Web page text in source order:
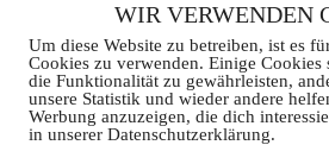
Impressum
WIR VERWENDEN
Um diese Website zu betreiben, ist es
Cookies zu verwenden. Einige
die Funktionalität zu gewährleisten,
unsere Statistik und wieder andere
Werbung anzuzeigen, die dich
in unserer Datenschutzerklärung.